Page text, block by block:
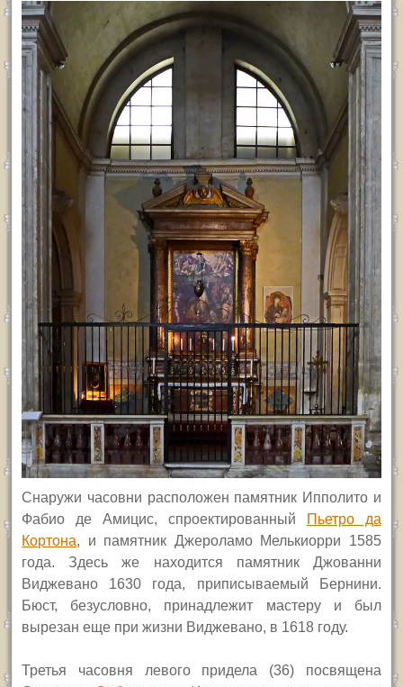
Снаружи часовни расположен памятник Ипполито и
Фабио де Амицис, спроектированный
Пьетро да
Кортона, и памятник Джероламо Мелькиорри 1585
года. Здесь же находится памятник Джованни
Виджевано 1630 года, приписываемый Бернини.
Бюст, безусловно, принадлежит мастеру и был
вырезан еще при жизни Виджевано, в 1618 году.
Третья часовня левого придела (36) посвящена